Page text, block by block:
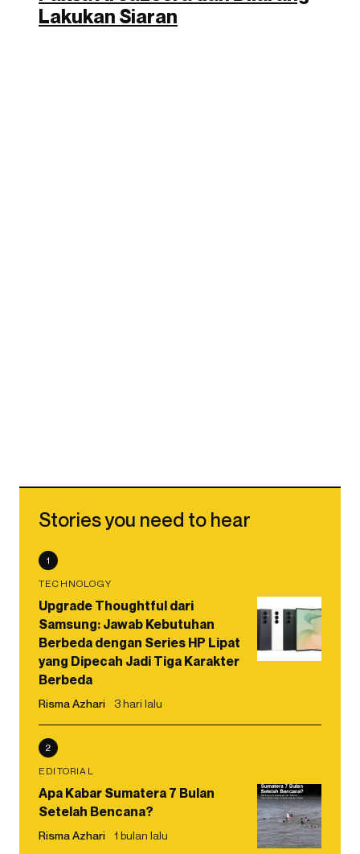
Lakukan Siaran
Stories you need to hear
1
TECHNOLOGY
Upgrade Thoughtful dari
Samsung: Jawab Kebutuhan
Berbeda dengan Series HP Lipat
yang Dipecah Jadi Tiga Karakter
Berbeda
Risma Azhari 3 hari lalu
2
EDITORIAL
Apa Kabar Sumatera 7 Bulan
Setelah Bencana?
Risma Azhari 1 bulan lalu